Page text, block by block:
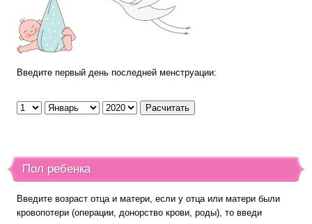
Введите первый день последней менструации:
Пол ребенка
Введите возраст отца и матери, если у отца или матери были
кровопотери (операции, донорство крови, роды), то введи